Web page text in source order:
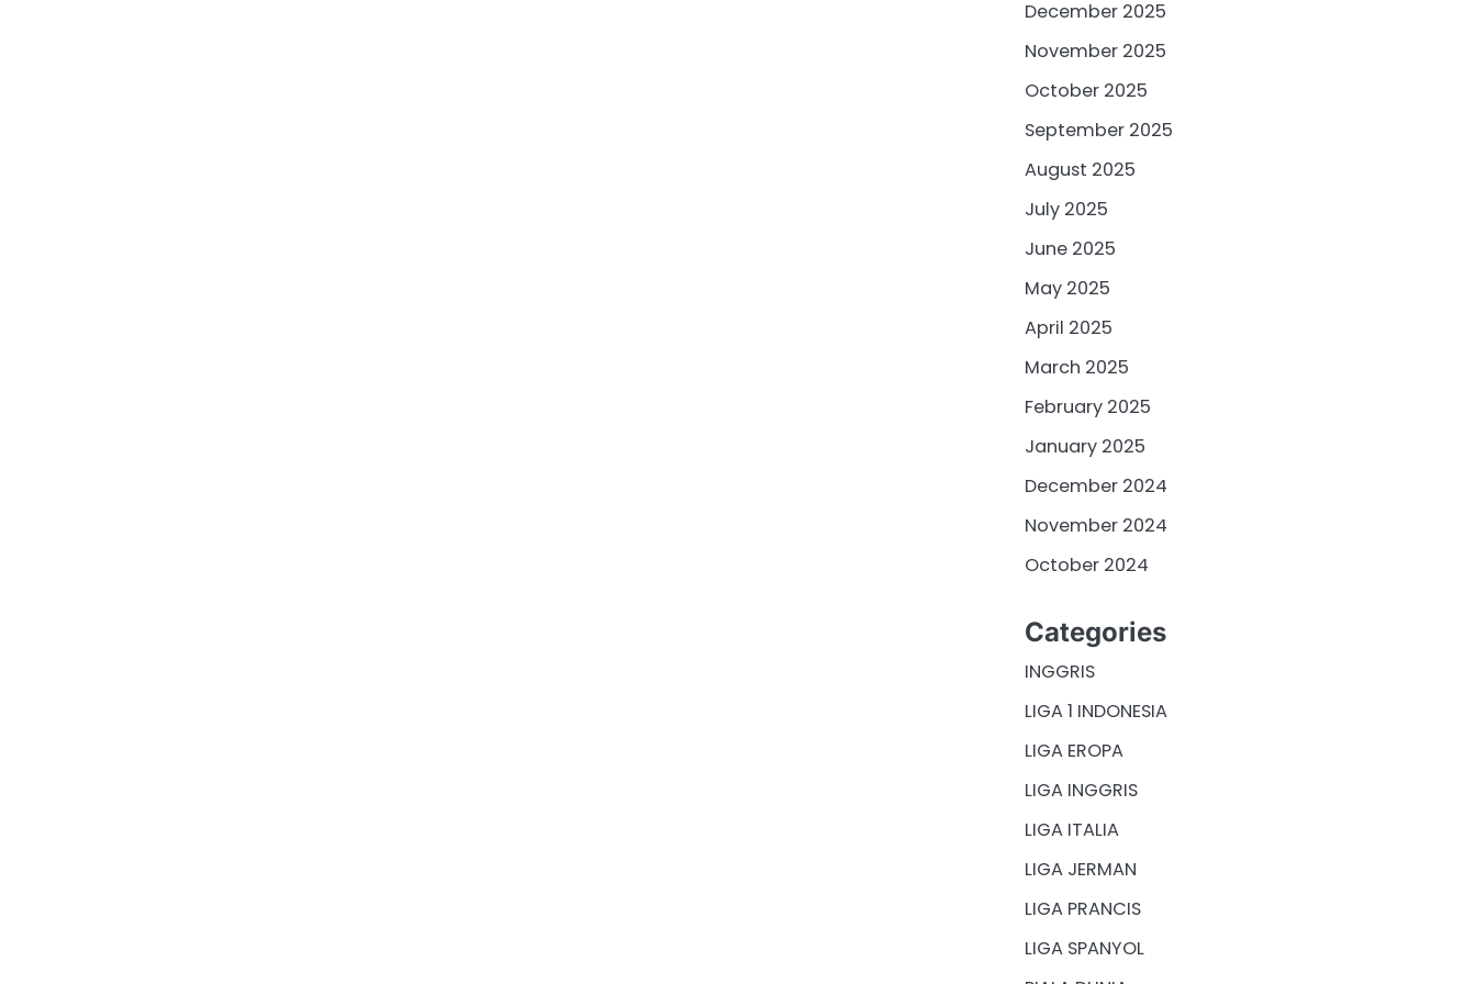
December 2025
November 2025
October 2025
September 2025
August 2025
July 2025
June 2025
May 2025
April 2025
March 2025
February 2025
January 2025
December 2024
November 2024
October 2024
Categories
INGGRIS
LIGA 1 INDONESIA
LIGA EROPA
LIGA INGGRIS
LIGA ITALIA
LIGA JERMAN
LIGA PRANCIS
LIGA SPANYOL